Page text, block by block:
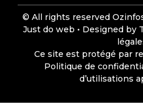
© All rights reserved
Just do web • Designed by
Ce site est protégé par
Politique de
d’utilisations